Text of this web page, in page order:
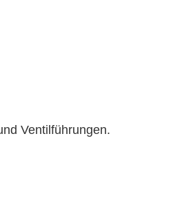
Ventilführungen.